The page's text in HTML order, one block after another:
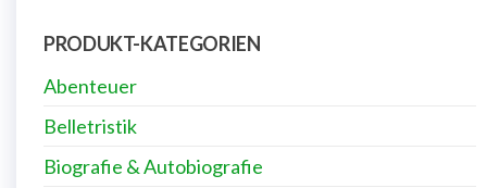
PRODUKT-KATEGORIEN
Abenteuer
Belletristik
Biografie & Autobiografie